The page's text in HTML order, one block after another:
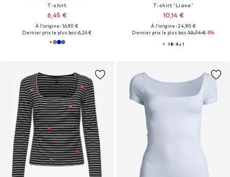
T-shirt
6,45 €
À l'origine : 16,90 €
Dernier prix le plus bas :6,26 €
T-shirt 'Liane'
10,14 €
À l'origine : 24,90 €
Dernier prix le plus bas :10,74 €-5%
+1